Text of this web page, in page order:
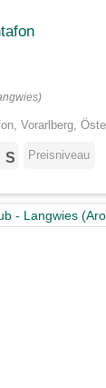
Vorarlberg,
Preisniveau